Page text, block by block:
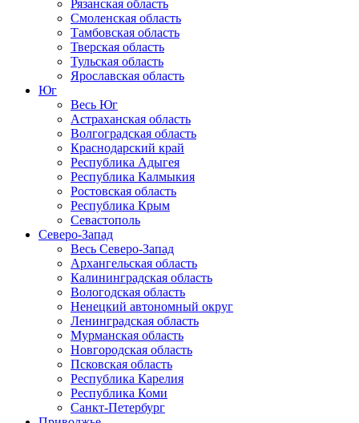
Рязанская область
Смоленская область
Тамбовская область
Тверская область
Тульская область
Ярославская область
Юг
Весь Юг
Астраханская область
Волгоградская область
Краснодарский край
Республика Адыгея
Республика Калмыкия
Ростовская область
Республика Крым
Севастополь
Северо-Запад
Весь Северо-Запад
Архангельская область
Калининградская область
Вологодская область
Ненецкий автономный округ
Ленинградская область
Мурманская область
Новгородская область
Псковская область
Республика Карелия
Республика Коми
Санкт-Петербург